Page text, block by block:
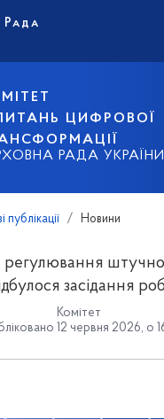
ЦИФРОВОЇ
РАДА УКРАЇНИ
Рада
публікації Новини
регулювання
засідання
Комітет
12 червня 2026, о